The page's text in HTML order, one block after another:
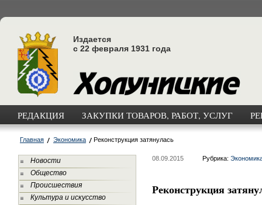
Издается
с 22 февраля 1931 года
РЕДАКЦИЯ ЗАКУПКИ ТОВАРОВ, РАБОТ, УСЛУГ
Главная Экономика Реконструкция затянулась
Новости
Общество
Происшествия
Культура и искусство
08.09.2015 Рубрика:
Реконструкция